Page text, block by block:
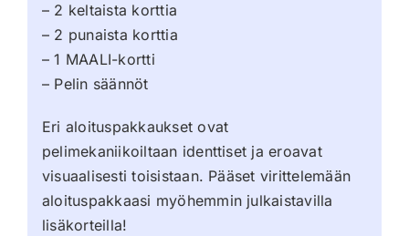
– 2 keltaista korttia
– 2 punaista korttia
– 1 MAALI-kortti
– Pelin säännöt
Eri aloituspakkaukset ovat
pelimekaniikoiltaan identtiset ja eroavat
visuaalisesti toisistaan. Pääset virittelemään
aloituspakkaasi myöhemmin julkaistavilla
lisäkorteilla!